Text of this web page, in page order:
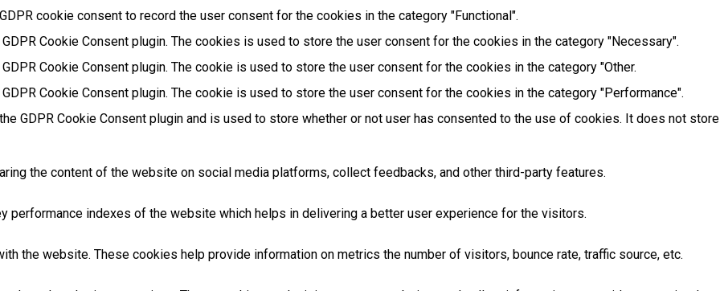
cookie consent to record the user consent for the cookies in the category "Functional".
Cookie Consent plugin. The cookies is used to store the user consent for the cookies in the category "Necessary".
Cookie Consent plugin. The cookie is used to store the user consent for the cookies in the category "Other.
Cookie Consent plugin. The cookie is used to store the user consent for the cookies in the category "Performance".
GDPR Cookie Consent plugin and is used to store whether or not user has consented to the use of cookies. It does not store
the content of the website on social media platforms, collect feedbacks, and other third-party features.
performance indexes of the website which helps in delivering a better user experience for the visitors.
the website. These cookies help provide information on metrics the number of visitors, bounce rate, traffic source, etc.